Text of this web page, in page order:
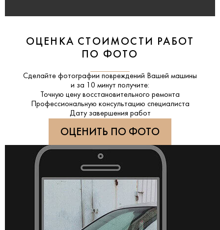
ОЦЕНКА СТОИМОСТИ РАБОТ
ПО ФОТО
Сделайте фотографии повреждений Вашей машины
и за 10 минут получите:
Точную цену восстановительного ремонта
Профессиональную консультацию специалиста
Дату завершения работ
ОЦЕНИТЬ ПО ФОТО